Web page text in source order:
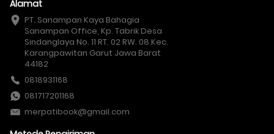
Alamat
PT. Sanampan Kaya Bahagia
Sanampan Office, Kp. Tabrik Desa
Sindanglaya No. 11 RT. 02 RW. 08 Kec.
Karangpawitan Garut Jawa Barat
44182
0818931168
081717201168
merpatibook@gmail.com